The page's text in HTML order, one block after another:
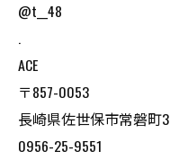
@t__48
.
ACE
〒857-0053
長崎県佐世保市常磐町
0956-25-9551